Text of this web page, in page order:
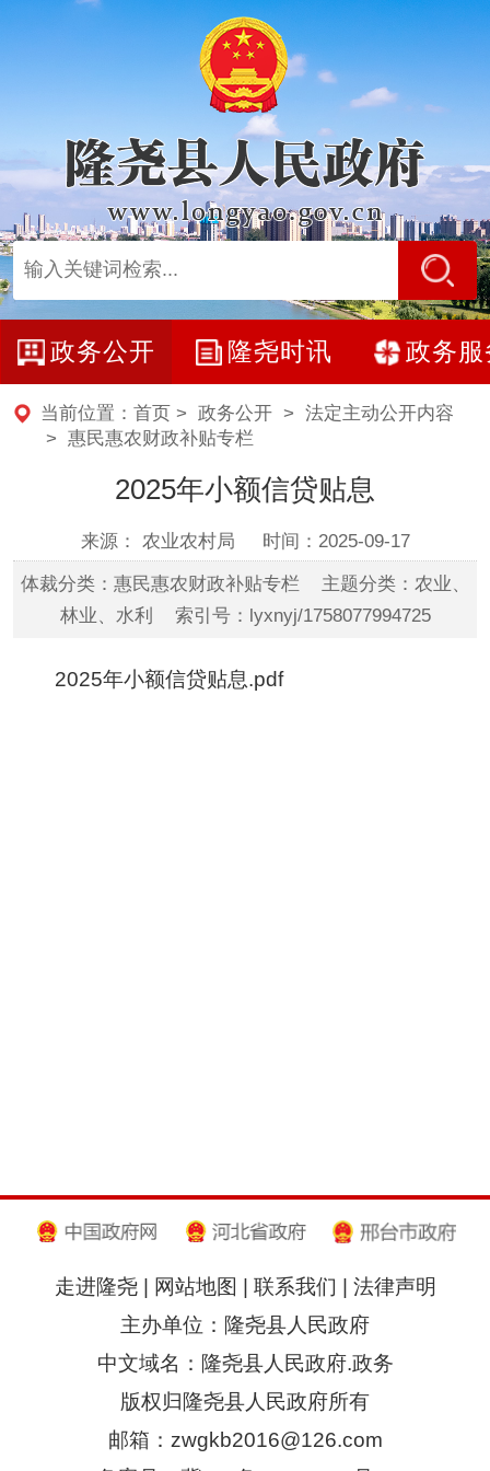
政务公开 隆尧时讯 政务服
当前位置： 首页 > 政务公开> 法定主动公开内容
> 惠民惠农财政补贴专栏
2025年小额信贷贴息
来源： 农业农村局 时间：2025-09-17
体裁分类：惠民惠农财政补贴专栏 主题分类：农业、
林业、水利 索引号：lyxnyj/1758077994725
2025年小额信贷贴息.pdf
走进隆尧| 网站地图 联系我们
法律声明
主办单位：隆尧县人民政府
中文域名：隆尧县人民政府.政务
版权归隆尧县人民政府所有
邮箱：zwgkb2016@126.com